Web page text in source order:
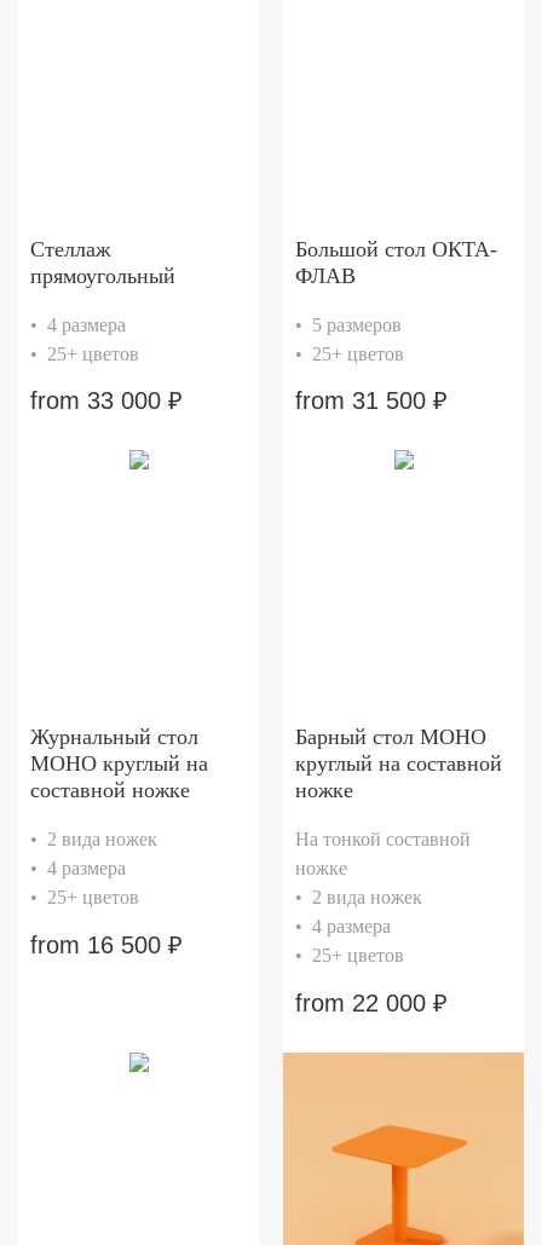
Стеллаж
прямоугольный
• 4 размера
• 25+ цветов
from 33 000 ₽
Большой стол ОКТА-
ФЛАВ
• 5 размеров
• 25+ цветов
from 31 500 ₽
Журнальный стол
МОНО круглый на
составной ножке
• 2 вида ножек
• 4 размера
• 25+ цветов
from 16 500 ₽
Барный стол МОНО
круглый на составной
ножке
На тонкой составной
ножке
• 2 вида ножек
• 4 размера
• 25+ цветов
from 22 000 ₽